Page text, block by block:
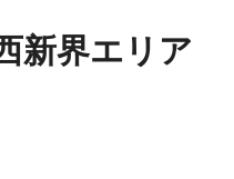
新界エリア